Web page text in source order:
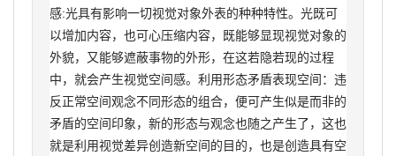
感:光具有影响一切视觉对象外表的种种特性。光既可
以增加内容，也可心压缩内容，既能够显现视觉对象的
外貌，又能够遮蔽事物的外形，在这若隐若现的过程
中，就会产生视觉空间感。利用形态矛盾表现空间：违
反正常空间观念不同形态的组合，便可产生似是而非的
矛盾的空间印象，新的形态与观念也随之产生了，这也
就是利用视觉差异创造新空间的目的，也是创造具有空